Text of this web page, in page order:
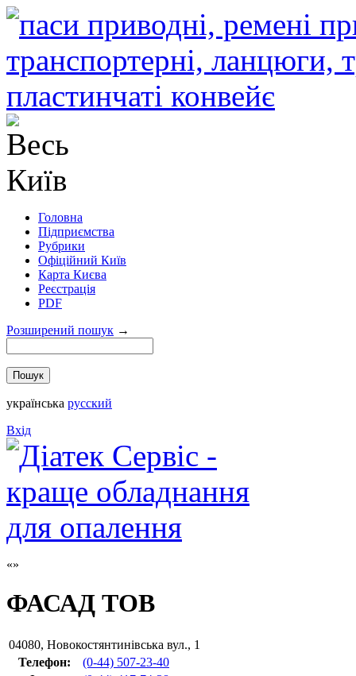
Головна
Підприємства
Рубрики
Офіційний Київ
Карта Києва
Реєстрація
PDF
Розширений пошук →
українська русский
Вхід
ФАСАД ТОВ
04080, Новокостянтинівська вул., 1
Телефон:
(0-44) 507-23-40